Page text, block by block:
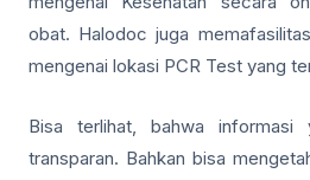
obat. Halodoc juga
mengenai lokasi PCR Test yang
Bisa terlihat, bahwa informasi
transparan. Bahkan bisa